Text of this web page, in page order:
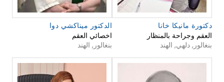
دكتورة مانيكا خانا
العقم وجراحة بالمنظار
بنغالور, دلهي, الهند
الدكتور ميناكشي دوا
اخصائي العقم
بنغالور, الهند